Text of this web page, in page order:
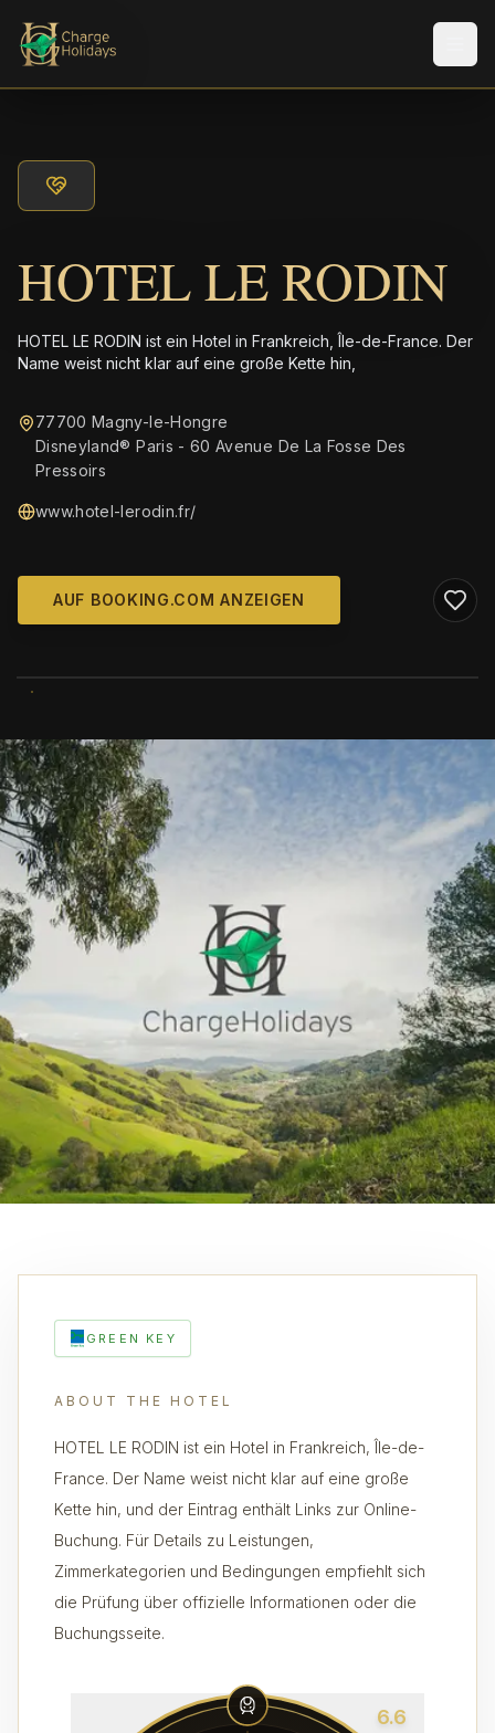
HOTEL LE RODIN
HOTEL LE RODIN ist ein Hotel in Frankreich, Île-de-France. Der
Name weist nicht klar auf eine große Kette hin,
77700 Magny-le-Hongre
Disneyland® Paris - 60 Avenue De La Fosse Des
Pressoirs
www.hotel-lerodin.fr/
AUF BOOKING.COM ANZEIGEN
GREEN KEY
ABOUT THE HOTEL
HOTEL LE RODIN ist ein Hotel in Frankreich, Île-de-
France. Der Name weist nicht klar auf eine große
Kette hin, und der Eintrag enthält Links zur Online-
Buchung. Für Details zu Leistungen,
Zimmerkategorien und Bedingungen empfiehlt sich
die Prüfung über offizielle Informationen oder die
Buchungsseite.
6.6